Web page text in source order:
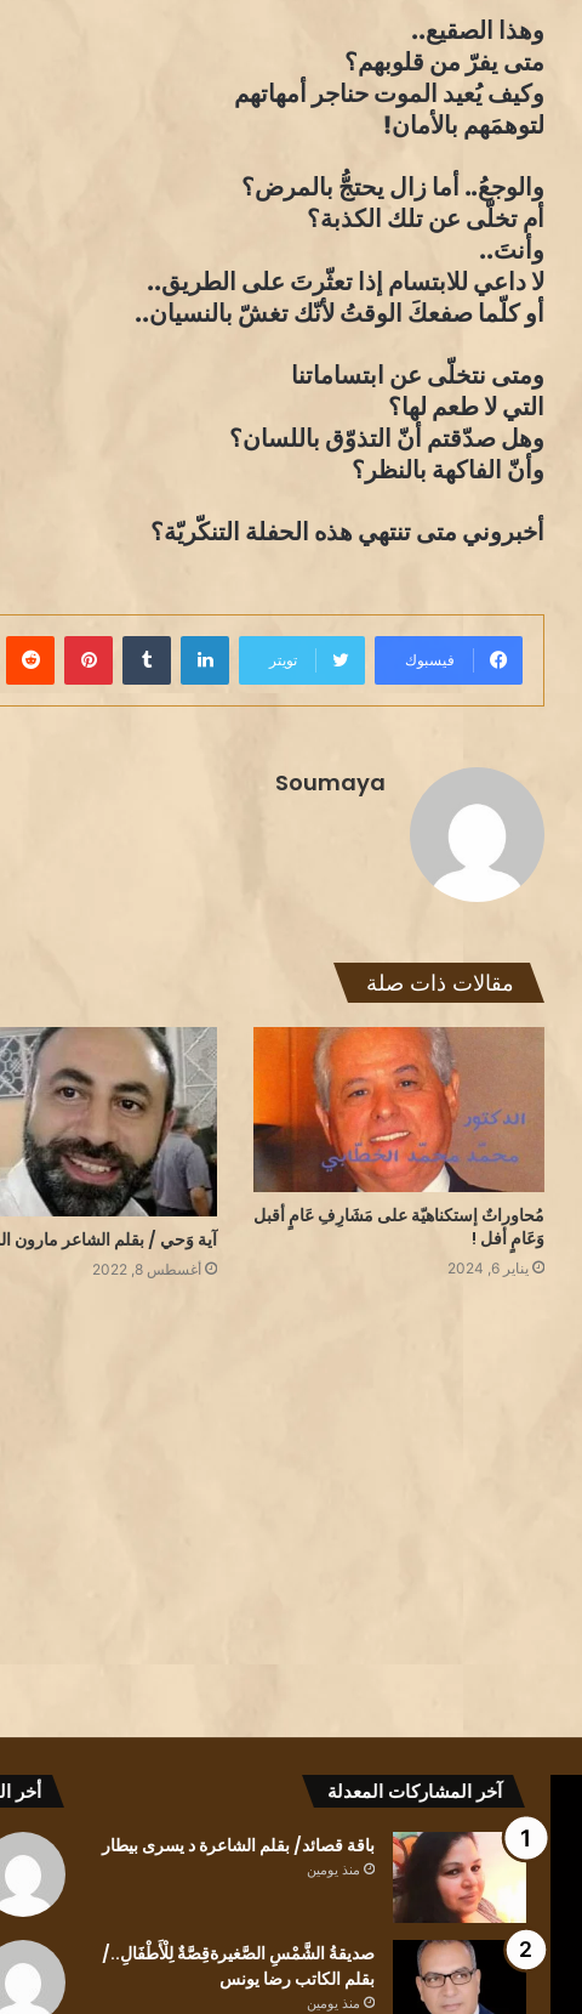
وهذا الصقيع..
متى يفرّ من قلوبهم؟
وكيف يُعيد الموت حناجر أمهاتهم
لتوهمَهم بالأمان!
والوجعُ.. أما زال يحتجُّ بالمرض؟
أم تخلّى عن تلك الكذبة؟
وأنتَ..
لا داعي للابتسام إذا تعثّرتَ على الطريق..
أو كلّما صفعكَ الوقتُ لأنّك تغشّ بالنسيان..
ومتى نتخلّى عن ابتساماتنا
التي لا طعم لها؟
وهل صدّقتم أنّ التذوّق باللسان؟
وأنّ الفاكهة بالنظر؟
أخبروني متى تنتهي هذه الحفلة التنكّريّة؟
فيسبوك تويتر
لينكدإن
Soumaya
مقالات ذات صلة
مُحاوراتٌ إستكناهيّة على مَشَارِفِ عَامٍ أقبل
وَعَامٍ أفل !
يناير 6, 2024
آية وَحي / بقلم الشاعر مارون
أغسطس 8, 2022
للعابرِ
أن
يلتفتَ
للظلِ/
الشاعرة
ندىمنذ يومين
كيف للعابرِ أن يلتفتَ للظلِ/ بقلم الشاعرة ندى
بقلم
الشاعرة
بيطار
منذ يومين
آخر المشاركات المعدلة
باقة قصائد/ بقلم الشاعرة د يسرى بيطار
منذ يومين
صديقةُ الشَّمْسِ الصَّغيرةقِصَّةٌ لِلْأَطْفَالِ../
بقلم الكاتب رضا يونس
منذ يومين
أخر